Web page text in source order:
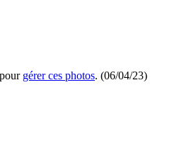
gérer ces photos. (06/04/23)